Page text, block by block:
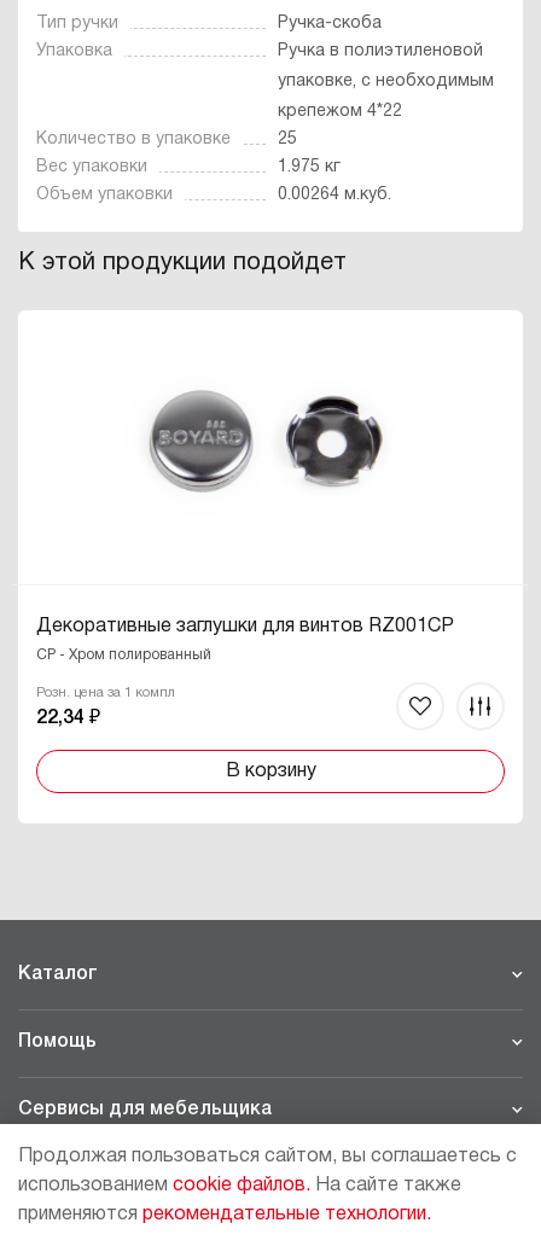
Тип ручки
Ручка-скоба
Упаковка
Ручка в полиэтиленовой
упаковке, с необходимым
крепежом 4*22
Количество в упаковке
25
Вес упаковки
1.975 кг
Объем упаковки
0.00264 м.куб.
К этой продукции подойдет
Декоративные заглушки для винтов RZ001CP
CP - Хром полированный
Розн. цена за 1 компл
22,34 ₽
В корзину
Каталог
Помощь
Сервисы для мебельщика
МОСКВА - ШОУРУМ/СКЛАД
Продолжая пользоваться сайтом, вы соглашаетесь с
использованием cookie файлов. На сайте также
применяются рекомендательные технологии.